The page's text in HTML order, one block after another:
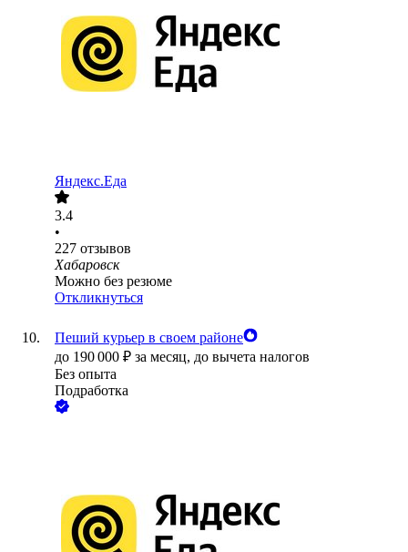
Яндекс.Еда
3.4
•
227 отзывов
Хабаровск
Можно без резюме
Откликнуться
Пеший курьер в своем районе
до 190 000 ₽ за месяц, до вычета налогов
Без опыта
Подработка